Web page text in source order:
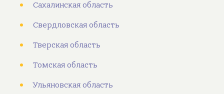
Сахалинская область
Свердловская область
Тверская область
Томская область
Ульяновская область